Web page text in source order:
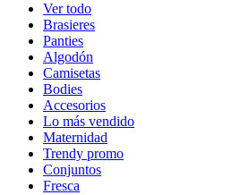
Ver todo
Brasieres
Panties
Algodón
Camisetas
Bodies
Accesorios
Lo más vendido
Maternidad
Trendy promo
Conjuntos
Fresca